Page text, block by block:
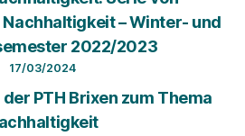
– Winter- und
2022/2023
17/03/2024
PTH Brixen zum Thema